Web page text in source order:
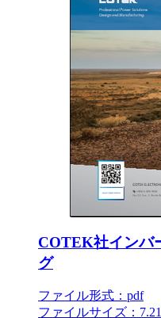
COTEK社インバ
グ
ファイル形式：pdf
ファイルサイズ：